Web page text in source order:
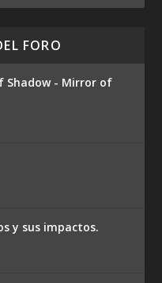
FORO
Shadow - Mirror of
y sus impactos.